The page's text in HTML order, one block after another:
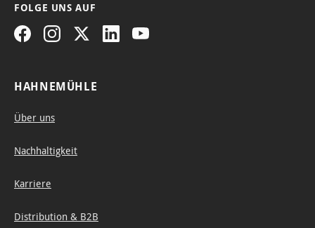
FOLGE UNS AUF
HAHNEMÜHLE
Über uns
Nachhaltigkeit
Karriere
Distribution & B2B